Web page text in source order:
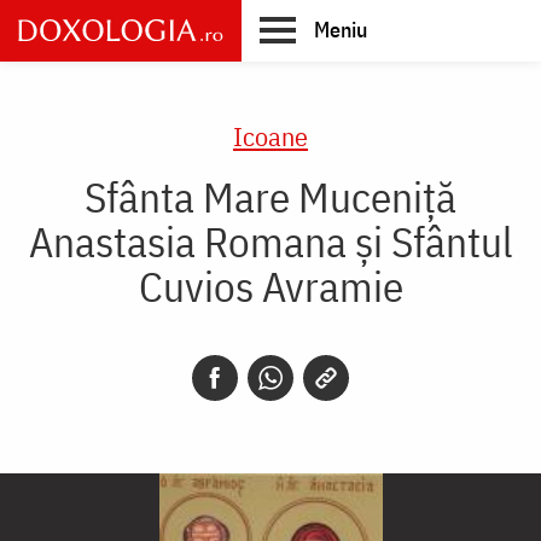
Skip
to
main
Meniu
Icoane
Sfânta Mare Muceniță
Anastasia Romana și Sfântul
Cuvios Avramie